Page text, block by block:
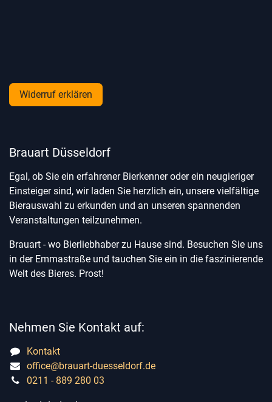
Widerruf erklären
Brauart Düsseldorf
Egal, ob Sie ein erfahrener Bierkenner oder ein neugieriger
Einsteiger sind, wir laden Sie herzlich ein, unsere vielfältige
Bierauswahl zu erkunden und an unseren spannenden
Veranstaltungen teilzunehmen.
Brauart - wo Bierliebhaber zu Hause sind. Besuchen Sie uns
in der Emmastraße und tauchen Sie ein in die faszinierende
Welt des Bieres. Prost!
Nehmen Sie Kontakt auf:
Kontakt
office@brauart-duesseldorf.de
0211 - 889 280 03